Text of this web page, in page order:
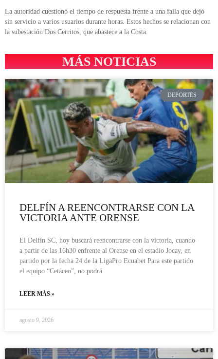
La autoridad cuestionó el tiempo de respuesta frente a una falla que dejó
sin servicio a varios usuarios durante horas. Estos hechos se relacionan con
la subestación Dos Cerritos, que abastece a la Costa.
MÁS NOTICIAS
DEPORTES
DELFÍN A REENCONTRARSE CON LA
VICTORIA ANTE ORENSE
El Delfín SC, hoy buscará reencontrarse con la victoria, cuando
a partir de las 16h30 enfrente al Orense en el estadio Jocay, en
partido por la fecha 24 de la LigaPro Ecuabet Para este partido
el equipo “Cetáceo”, no podrá
LEER MÁS »
agosto 9, 2026